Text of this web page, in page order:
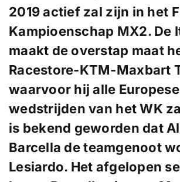
2019 actief zal zijn in het
Kampioenschap MX2. De
maakt de overstap maat
Racestore-KTM-Maxbart
waarvoor hij alle Europese
wedstrijden van het WK
is bekend geworden dat
Barcella de teamgenoot
Lesiardo. Het afgelopen